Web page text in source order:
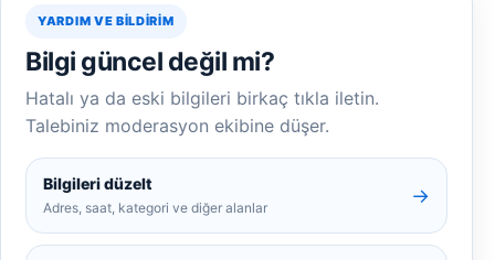
YARDIM VE BILDIRIM
Bilgi güncel değil mi?
Hatalı ya da eski bilgileri birkaç tıkla iletin.
Talebiniz moderasyon ekibine düşer.
Bilgileri düzelt
Adres, saat, kategori ve diğer alanlar
→